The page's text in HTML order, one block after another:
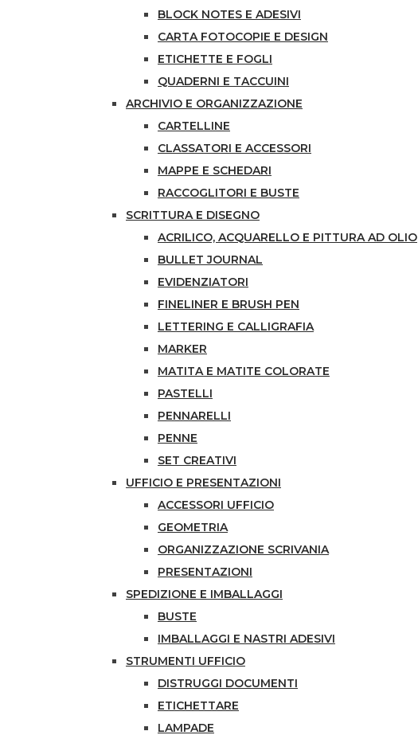
BLOCK NOTES E ADESIVI
CARTA FOTOCOPIE E DESIGN
ETICHETTE E FOGLI
QUADERNI E TACCUINI
ARCHIVIO E ORGANIZZAZIONE
CARTELLINE
CLASSATORI E ACCESSORI
MAPPE E SCHEDARI
RACCOGLITORI E BUSTE
SCRITTURA E DISEGNO
ACRILICO, ACQUARELLO E PITTURA AD OLIO
BULLET JOURNAL
EVIDENZIATORI
FINELINER E BRUSH PEN
LETTERING E CALLIGRAFIA
MARKER
MATITA E MATITE COLORATE
PASTELLI
PENNARELLI
PENNE
SET CREATIVI
UFFICIO E PRESENTAZIONI
ACCESSORI UFFICIO
GEOMETRIA
ORGANIZZAZIONE SCRIVANIA
PRESENTAZIONI
SPEDIZIONE E IMBALLAGGI
BUSTE
IMBALLAGGI E NASTRI ADESIVI
STRUMENTI UFFICIO
DISTRUGGI DOCUMENTI
ETICHETTARE
LAMPADE